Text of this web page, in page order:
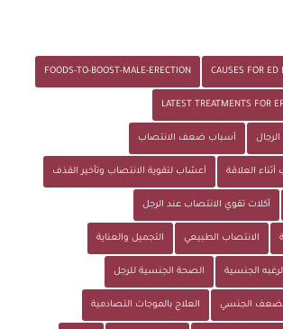
CAUSES FOR ED
FOODS-TO-BOOST-MALE-ERECTION
LATEST TREATMENTS FOR
أسباب ضعف الانتصاب
العلاقة أعشاب لتقوية الانتصاب وتأخير القذف
أكلات تقوي الانتصاب عند الرجل
الانتصاب الطبيعي التجميل والعناية
الجنسية الصحة الجنسية للرجل
الجنسي العلاج بالموجات التصادمية